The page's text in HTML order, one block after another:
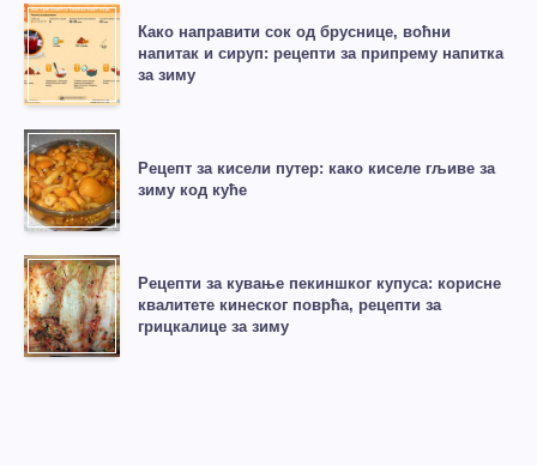
Како направити сок од бруснице, воћни
напитак и сируп: рецепти за припрему напитка
за зиму
Рецепт за кисели путер: како киселе гљиве за
зиму код куће
Рецепти за кување пекиншког купуса: корисне
квалитете кинеског поврћа, рецепти за
грицкалице за зиму